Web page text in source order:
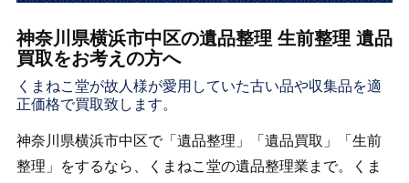
神奈川県横浜市中区の遺品整理 生前整理 遺品
買取をお考えの方へ
くまねこ堂が故人様が愛用していた古い品や収集品を適
正価格で買取致します。
神奈川県横浜市中区で「遺品整理」「遺品買取」「生前
整理」をするなら、くまねこ堂の遺品整理業まで。くま